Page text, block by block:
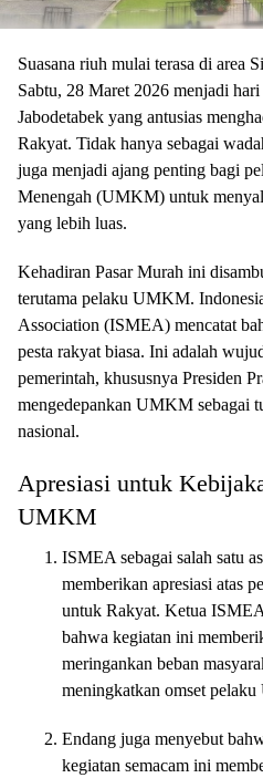
Suasana riuh mulai terasa di area
Sabtu, 28 Maret 2026 menjadi
Jabodetabek yang antusias
Rakyat. Tidak hanya sebagai
juga menjadi ajang penting bagi
Menengah (UMKM) untuk
yang lebih luas.
Kehadiran Pasar Murah ini
terutama pelaku UMKM.
Association (ISMEA) mencatat
pesta rakyat biasa. Ini adalah
pemerintah, khususnya Presiden
mengedepankan UMKM sebagai
nasional.
Apresiasi untuk
UMKM
ISMEA sebagai salah satu
memberikan apresiasi atas
untuk Rakyat. Ketua
bahwa kegiatan ini
meringankan beban
meningkatkan omset
Endang juga menyebut
kegiatan semacam ini